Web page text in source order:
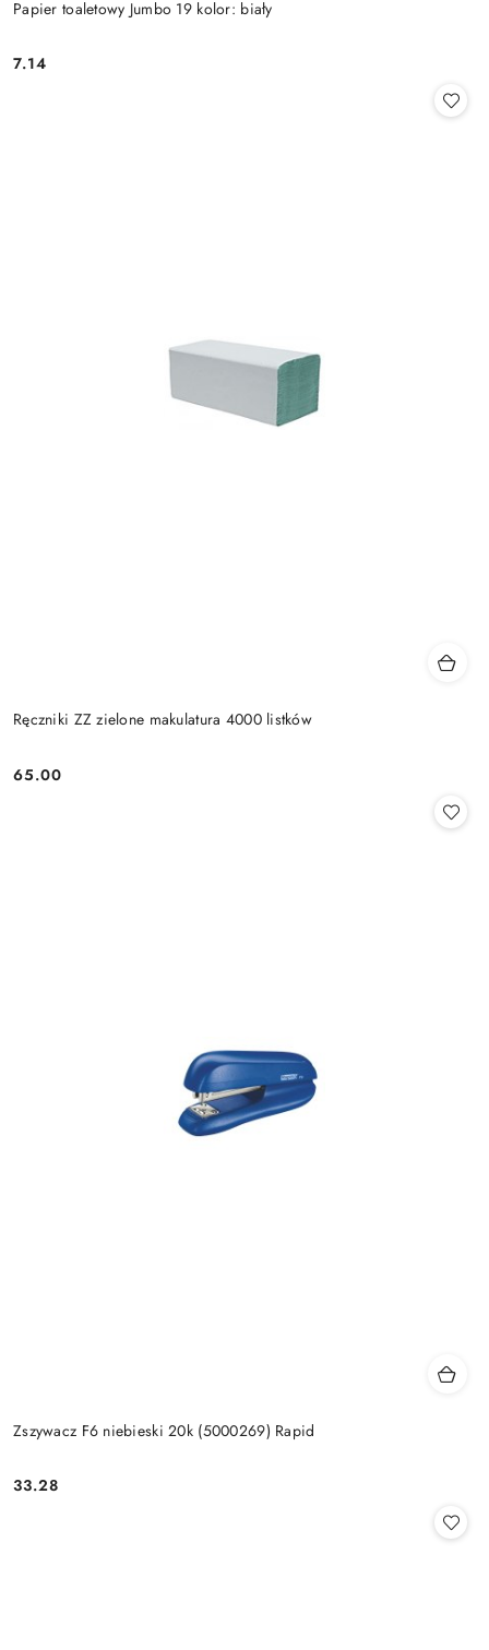
Papier toaletowy Jumbo 19 kolor: biały
Cena:
7.14
Ręczniki ZZ zielone makulatura 4000 listków
Cena:
65.00
Zszywacz F6 niebieski 20k (5000269) Rapid
Cena:
33.28